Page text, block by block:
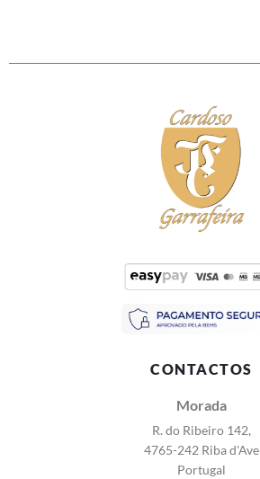
CONTACTOS
Morada
R. do Ribeiro 142,
4765-242 Riba d'Ave
Portugal